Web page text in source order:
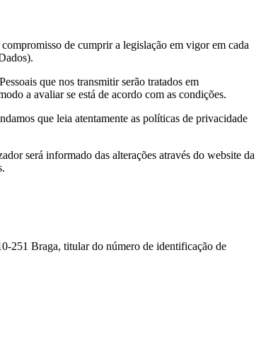
de cumprir a legislação em vigor em cada
que nos transmitir serão tratados em
a avaliar se está de acordo com as condições.
que leia atentamente as políticas de privacidade
será informado das alterações através do website da
251 Braga, titular do número de identificação de